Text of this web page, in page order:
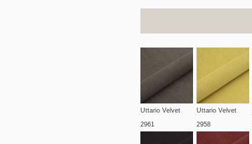
Uttario Velvet
2961
Uttario Velvet
2958